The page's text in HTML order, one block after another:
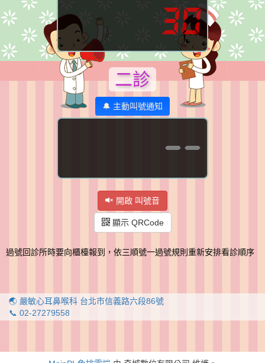
30
二診
🔔 主動叫號通知
--
開啟 叫號音
顯示 QRCode
過號回診所時要向櫃檯報到，依三順號一過號規則重新安排看診順序
🌏 嚴敏心耳鼻喉科 台北市信義路六段86號
📞 02-27279558